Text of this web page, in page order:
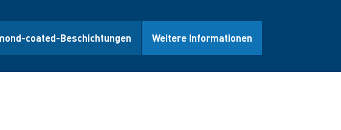
coated-Beschichtungen Weitere Informationen